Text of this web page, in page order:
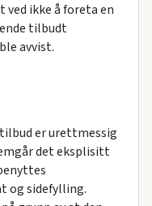
ikke å foreta en
tilbudt
avvist.
er urettmessig
det eksplisitt
og sidefylling.